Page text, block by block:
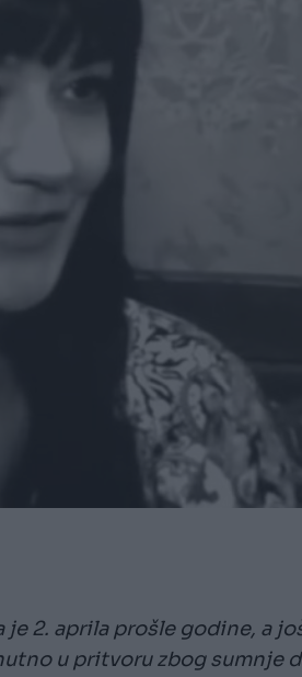
2. aprila prošle godine, a
u pritvoru zbog sumnje